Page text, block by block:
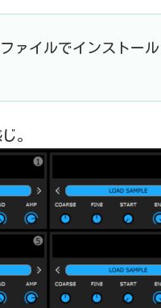
ァイルでインストール
。